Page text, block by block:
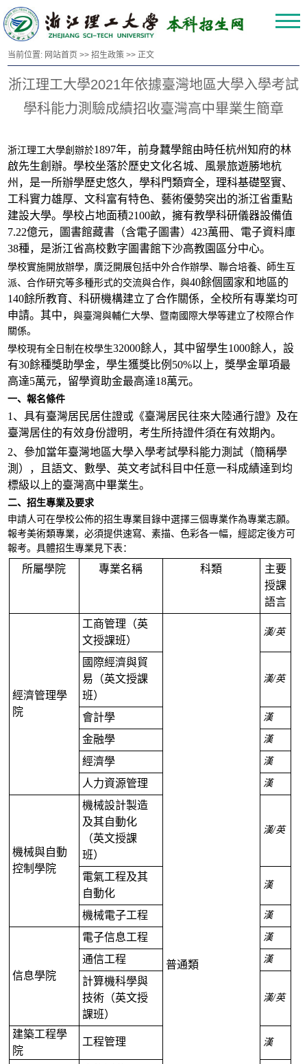
当前位置: 网站首页 >>招生政策 >> 正文
浙江理工大學2021年依據臺灣地區大學入學考試
學科能力測驗成績招收臺灣高中畢業生簡章
浙江理工大學創辦於1897年，前身蠶學館由時任杭州知府的林
啟先生創辦。學校坐落於歷史文化名城、風景旅遊勝地杭
州，是一所辦學歷史悠久，學科門類齊全，理科基礎堅實、
工科實力雄厚、文科富有特色、藝術優勢突出的浙江省重點
建設大學。學校占地面積2100畝，擁有教學科研儀器設備值
7.22億元，圖書館藏書（含電子圖書）423萬冊、電子資料庫
38種，是浙江省高校數字圖書館下沙高教園區分中心。
學校實施開放辦學，廣泛開展包括中外合作辦學、聯合培養、師生互
派、合作研究等多種形式的交流與合作，與40餘個國家和地區的
140餘所教育、科研機構建立了合作關係，全校所有專業均可
申請。其中，與臺灣與輔仁大學、暨南國際大學等建立了校際合作
關係。
學校現有全日制在校學生32000餘人，其中留學生1000餘人，設
有30餘種獎助學金，學生獲獎比例50%以上，獎學金單項最
高達5萬元，留學資助金最高達18萬元。
一、報名條件
1、具有臺灣居民居住證或《臺灣居民往來大陸通行證》及在
臺灣居住的有效身份證明，考生所持證件須在有效期內。
2、參加當年臺灣地區大學入學考試學科能力測試（簡稱學
測），且語文、數學、英文考試科目中任意一科成績達到均
標級以上的臺灣高中畢業生。
二、招生專業及要求
申請人可在學校公佈的招生專業目錄中選擇三個專業作為專業志願。
報考美術類專業，必須提供速寫、素描、色彩各一幅，經認定後方可
報考。具體招生專業見下表：
所屬學院 專業名稱 科類
主要
授課
語言
經濟管理學
院
工商管理（英
文授課班）
普通類
漢/英
國際經濟與貿
易（英文授課
班）
漢/英
會計學 漢
金融學 漢
經濟學 漢
人力資源管理 漢
機械與自動
控制學院
機械設計製造
及其自動化
（英文授課
班）
漢/英
電氣工程及其
自動化
漢
機械電子工程 漢
信息學院
電子信息工程 漢
通信工程 漢
計算機科學與
技術（英文授
課班）
漢/英
建築工程學
院
工程管理 漢